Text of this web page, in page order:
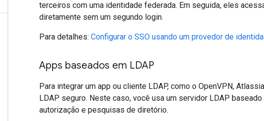
terceiros com uma identidade federada. Em seguida, eles
diretamente sem um segundo login.
Para detalhes: Configurar o SSO usando um provedor de
Apps baseados em LDAP
Para integrar um app ou cliente LDAP, como o OpenVPN,
LDAP seguro. Neste caso, você usa um servidor LDAP baseado
autorização e pesquisas de diretório.